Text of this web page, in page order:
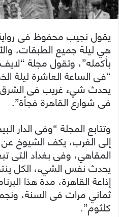
يقول نجيب محفوظ فى رواية
هي ليلة جميع الطبقات،
“فى الساعة العاشرة ليلة
يحدث شيء غريب فى الشرق
فى شوارع القاهرة فجأة”.
إلى الغرب، يكف الشيوخ
يحدث نفس الشيء، الكل
إذاعة القاهرة، مدة هذا
ثماني مرات فى السنة،
كلثوم”.